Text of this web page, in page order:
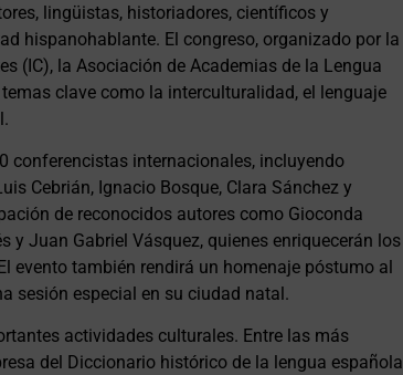
lingüistas, historiadores, científicos y
hispanohablante. El congreso, organizado por la
(IC), la Asociación de Academias de la Lengua
clave como la interculturalidad, el lenguaje
conferencistas internacionales, incluyendo
Cebrián, Ignacio Bosque, Clara Sánchez y
de reconocidos autores como Gioconda
y Juan Gabriel Vásquez, quienes enriquecerán los
evento también rendirá un homenaje póstumo al
sesión especial en su ciudad natal.
actividades culturales. Entre las más
del Diccionario histórico de la lengua española